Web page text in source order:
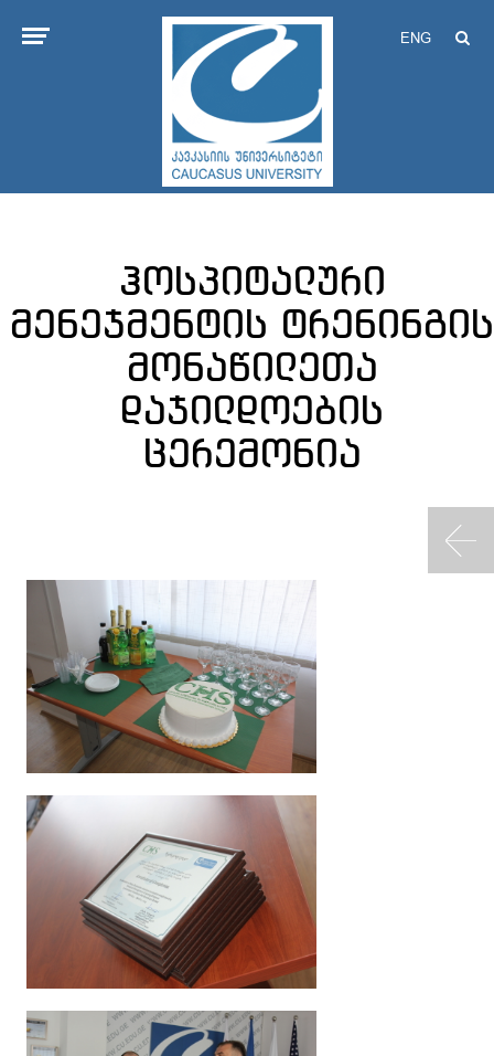
ENG
ჰოსპიტალური
მენეჯმენტის ტრენინგის
მონაწილეთა
დაჯილდოების
ცერემონია